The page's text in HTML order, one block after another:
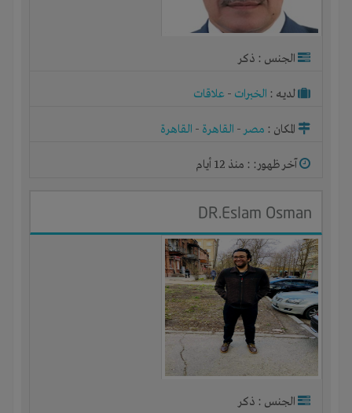
الجنس : ذكر
لديـه : الخبرات - علاقات
المكان : مصر- القاهرة - القاهرة
آخر ظهور: : منذ 12 أيام
DR.Eslam Osman
الجنس : ذكر